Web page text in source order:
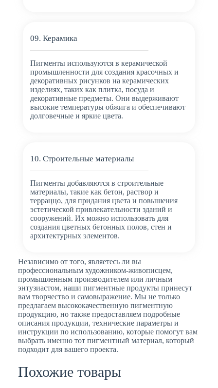
09. Керамика
Пигменты используются в керамической
промышленности для создания красочных и
декоративных рисунков на керамических
изделиях, таких как плитка, посуда и
декоративные предметы. Они выдерживают
высокие температуры обжига и обеспечивают
долговечные и яркие цвета.
10. Строительные материалы
Пигменты добавляются в строительные
материалы, такие как бетон, раствор и
терраццо, для придания цвета и повышения
эстетической привлекательности зданий и
сооружений. Их можно использовать для
создания цветных бетонных полов, стен и
архитектурных элементов.
Независимо от того, являетесь ли вы
профессиональным художником-живописцем,
промышленным производителем или личным
энтузиастом, наши пигментные продукты принесут
вам творчество и самовыражение. Мы не только
предлагаем высококачественную пигментную
продукцию, но также предоставляем подробные
описания продукции, технические параметры и
инструкции по использованию, которые помогут вам
выбрать именно тот пигментный материал, который
подходит для вашего проекта.
Похожие товары